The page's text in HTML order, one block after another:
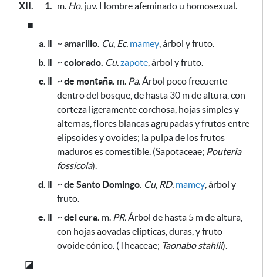
XII.
1. m. Ho. juv. Hombre afeminado u homosexual.
■
a. ǁ ~amarillo. Cu, Ec. mamey , árbol y fruto.
b. ǁ ~colorado. Cu.zapote , árbol y fruto.
c. ǁ ~de montaña. m. Pa.Árbol poco frecuente
dentro del bosque, de hasta 30 m de altura, con
corteza ligeramente corchosa, hojas simples y
alternas, flores blancas agrupadas y frutos entre
elipsoides y ovoides; la pulpa de los frutos
maduros es comestible. (Sapotaceae; Pouteria
fossicola).
d. ǁ ~de Santo Domingo. Cu, RD. mamey , árbol y
fruto.
e. ǁ ~del cura. m. PR.Árbol de hasta 5 m de altura,
con hojas aovadas elípticas, duras, y fruto
ovoide cónico. (Theaceae; Taonabo stahlii).
◪